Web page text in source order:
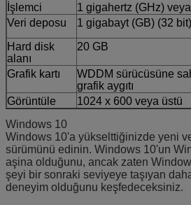
İşlemci
1 gigahertz (GHz) veya
Veri deposu
1 gigabayt (GB) (32
Hard disk
alanı
20 GB
Grafik kartı
WDDM sürücüsüne
grafik aygıtı
Görüntüle
1024 x 600 veya üstü
Windows 10
Windows 10'a yükselttiğinizde yeni
sürümünü edinin. Windows 10'un
aşina olduğunu, ancak zaten
şeyi bir sonraki seviyeye taşıyan
deneyim olduğunu keşfedeceksiniz.